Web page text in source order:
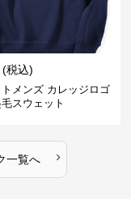
(税込)
メンズ カレッジロゴ
スウェット
一覧へ ›